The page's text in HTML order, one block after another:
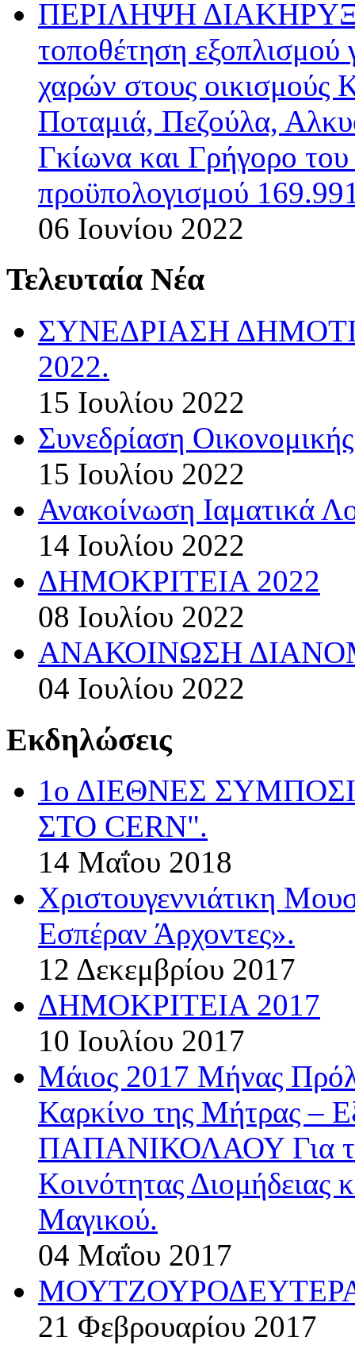
ΠΕΡΙΛΗΨΗ
τοποθέτηση εξοπλισμού
χαρών στους
Ποταμιά, Πεζούλα,
Γκίωνα και Γρήγορο
προϋπολογισμού
06 Ιουνίου 2022
Τελευταία Νέα
ΣΥΝΕΔΡΙΑΣΗ
2022.
15 Ιουλίου 2022
Συνεδρίαση
15 Ιουλίου 2022
Ανακοίνωση Ιαματικά
14 Ιουλίου 2022
ΔΗΜΟΚΡΙΤΕΙΑ 2022
08 Ιουλίου 2022
ΑΝΑΚΟΙΝΩΣΗ
04 Ιουλίου 2022
Εκδηλώσεις
1ο ΔΙΕΘΝΕΣ
ΣΤΟ CERN".
14 Μαΐου 2018
Χριστουγεννιάτικη
Εσπέραν Άρχοντες».
12 Δεκεμβρίου 2017
ΔΗΜΟΚΡΙΤΕΙΑ 2017
10 Ιουλίου 2017
Μάιος 2017 Μήνας
Καρκίνο της Μήτρας –
ΠΑΠΑΝΙΚΟΛΑΟΥ Για
Κοινότητας Διομήδειας
Μαγικού.
04 Μαΐου 2017
21 Φεβρουαρίου 2017